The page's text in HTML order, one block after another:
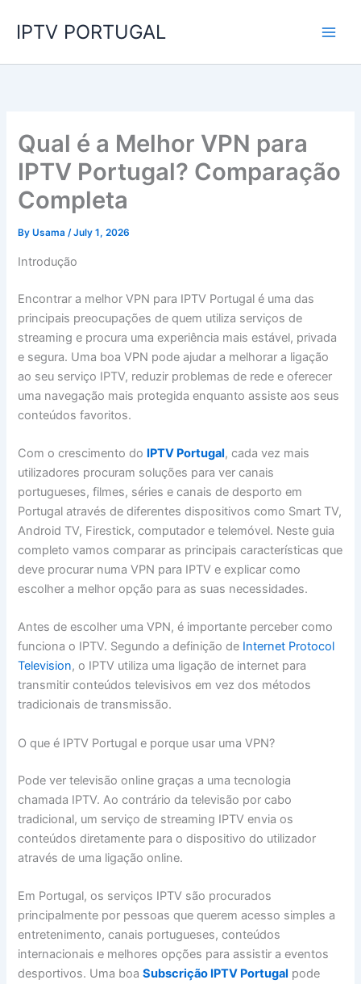
IPTV PORTUGAL
Qual é a Melhor VPN para
IPTV Portugal? Comparação
Completa
ByUsama/July 1, 2026
Introdução
Encontrar a melhor VPN para IPTV Portugal é uma das
principais preocupações de quem utiliza serviços de
streaming e procura uma experiência mais estável, privada
e segura. Uma boa VPN pode ajudar a melhorar a ligação
ao seu serviço IPTV, reduzir problemas de rede e oferecer
uma navegação mais protegida enquanto assiste aos seus
conteúdos favoritos.
Com o crescimento do IPTV Portugal, cada vez mais
utilizadores procuram soluções para ver canais
portugueses, filmes, séries e canais de desporto em
Portugal através de diferentes dispositivos como Smart TV,
Android TV, Firestick, computador e telemóvel. Neste guia
completo vamos comparar as principais características que
deve procurar numa VPN para IPTV e explicar como
escolher a melhor opção para as suas necessidades.
Antes de escolher uma VPN, é importante perceber como
funciona o IPTV. Segundo a definição de Internet Protocol
Television, o IPTV utiliza uma ligação de internet para
transmitir conteúdos televisivos em vez dos métodos
tradicionais de transmissão.
O que é IPTV Portugal e porque usar uma VPN?
Pode ver televisão online graças a uma tecnologia
chamada IPTV. Ao contrário da televisão por cabo
tradicional, um serviço de streaming IPTV envia os
conteúdos diretamente para o dispositivo do utilizador
através de uma ligação online.
Em Portugal, os serviços IPTV são procurados
principalmente por pessoas que querem acesso simples a
entretenimento, canais portugueses, conteúdos
internacionais e melhores opções para assistir a eventos
desportivos. Uma boaSubscrição IPTV Portugal pode